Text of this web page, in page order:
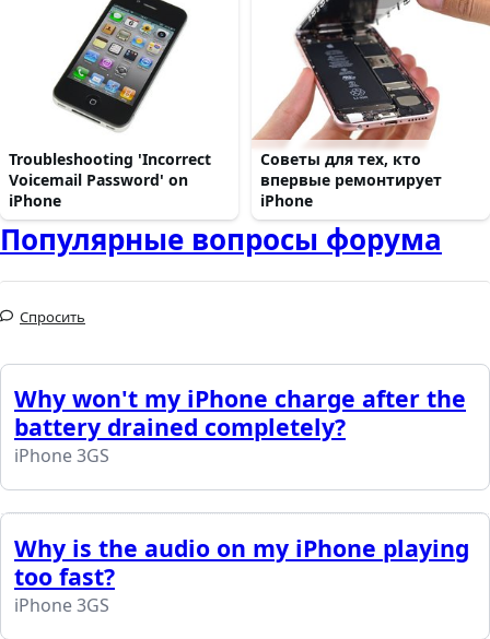
Troubleshooting 'Incorrect
Voicemail Password' on
iPhone
Советы для тех, кто
впервые ремонтирует
iPhone
Популярные вопросы форума
Спросить
Why won't my iPhone charge after the
battery drained completely?
iPhone 3GS
Why is the audio on my iPhone playing
too fast?
iPhone 3GS